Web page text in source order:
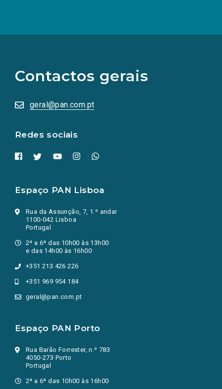
Contactos gerais
geral@pan.com.pt
Redes sociais
redes
sociais
numa
nova
Espaço PAN Lisboa
Rua da Assunção, 7, 1.º andar
1100-042 Lisboa
Portugal
2ª a 6ª das 10h00 às 13h00
e das 14h00 às 16h00
+351 213 426 226
+351 969 954 184
geral@pan.com.pt
Espaço PAN Porto
Rua Barão Forrester, n.º 783
4050-273 Porto
Portugal
2ª a 6ª das 10h00 às 16h00